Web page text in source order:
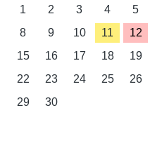
1
2 3 4 5
8
9 10 11 12
15
16 17 18 19
22
23 24 25 26
29
30